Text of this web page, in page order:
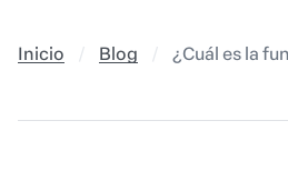
Inicio Blog ¿Cuál es la